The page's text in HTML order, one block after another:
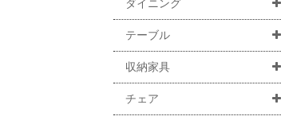
ダイニング
テーブル
収納家具
チェア